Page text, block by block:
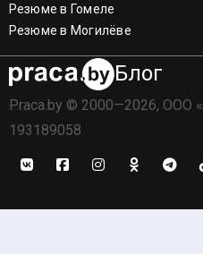
Резюме в Гомеле
Резюме в Могилёве
Блог
Praca.by © 2000—2026,
193189058